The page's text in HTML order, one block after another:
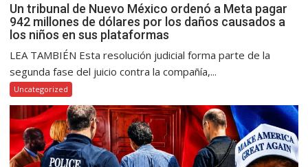
Un tribunal de Nuevo México ordenó a Meta pagar
942 millones de dólares por los daños causados a
los niños en sus plataformas
LEA TAMBIÉN Esta resolución judicial forma parte de la
segunda fase del juicio contra la compañía,...
Uncategorized